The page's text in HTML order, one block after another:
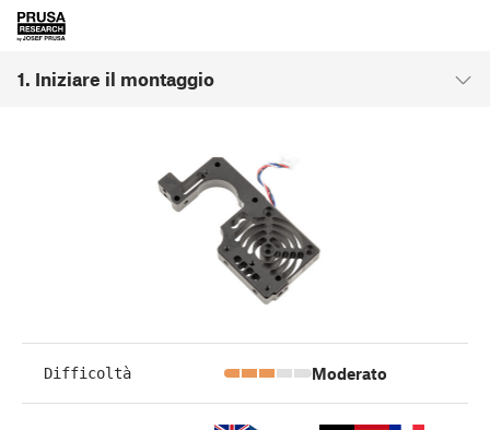
1. Iniziare il montaggio
Difficoltà Moderato